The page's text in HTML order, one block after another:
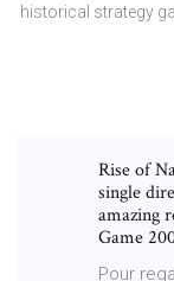
historical strategy
Rise of
single
amazing
Game
Pour